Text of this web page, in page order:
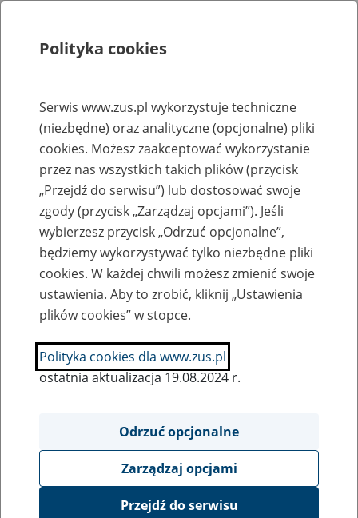
Rejestry, ewidencje i archiwa
Baza zlikwidowanych lub
przekształconych zakładów pracy
Nazwa zakładu pracy:
SZUKAJ
Ukryj wszystkie pozycje bazy
Polityka cookies
Serwis www.zus.pl wykorzystuje techniczne
(niezbędne) oraz analityczne (opcjonalne) pliki
cookies. Możesz zaakceptować wykorzystanie
przez nas wszystkich takich plików (przycisk
„Przejdź do serwisu”) lub dostosować swoje
zgody (przycisk „Zarządzaj opcjami”). Jeśli
wybierzesz przycisk „Odrzuć opcjonalne”,
będziemy wykorzystywać tylko niezbędne pliki
cookies. W każdej chwili możesz zmienić swoje
ustawienia. Aby to zrobić, kliknij „Ustawienia
plików cookies” w stopce.
Polityka cookies dla www.zus.pl
ostatnia aktualizacja 19.08.2024 r.
Odrzuć opcjonalne
Zarządzaj opcjami
Przejdź do serwisu